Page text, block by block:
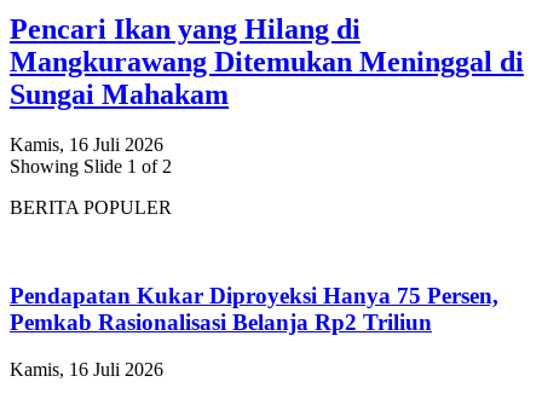
Pencari Ikan yang Hilang di
Mangkurawang Ditemukan Meninggal di
Sungai Mahakam
Kamis, 16 Juli 2026
Showing Slide 1 of 2
BERITA POPULER
Pendapatan Kukar Diproyeksi Hanya 75 Persen,
Pemkab Rasionalisasi Belanja Rp2 Triliun
Kamis, 16 Juli 2026